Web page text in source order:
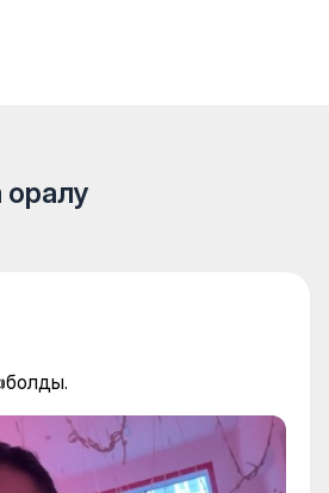
👍болды.
оралу